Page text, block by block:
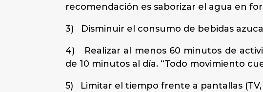
recomendación es saborizar el agua en
3) Disminuir el consumo de bebidas
4) Realizar al menos 60 minutos de
de 10 minutos al día. “Todo movimiento
5) Limitar el tiempo frente a pantallas